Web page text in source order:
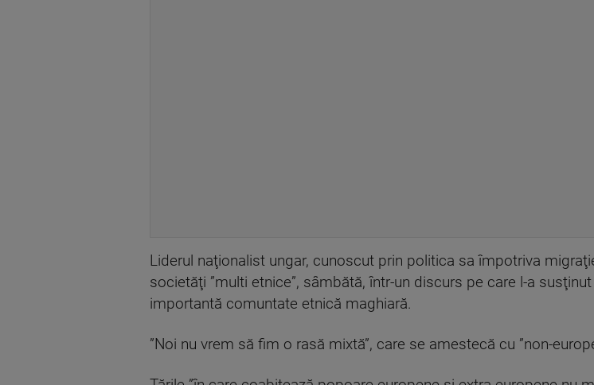
Liderul naţionalist ungar, cunoscut prin politica sa împotriva
societăţi ”multi etnice”, sâmbătă, într-un discurs pe care l-a
importantă comuntate etnică maghiară.
”Noi nu vrem să fim o rasă mixtă”, care se amestecă cu ”non-